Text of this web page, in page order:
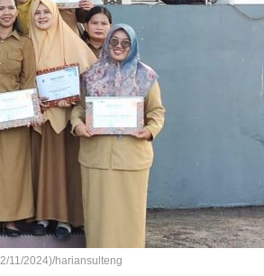
11/2024)/hariansulteng